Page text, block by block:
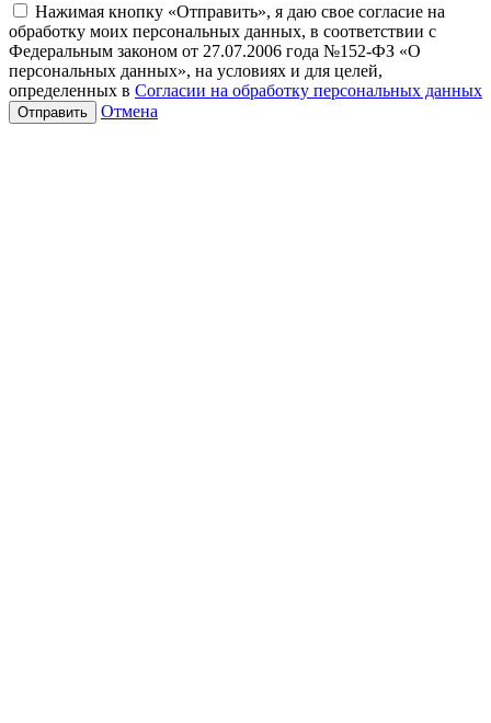
Нажимая кнопку «Отправить», я даю свое согласие на
обработку моих персональных данных, в соответствии с
Федеральным законом от 27.07.2006 года №152-ФЗ «О
персональных данных», на условиях и для целей,
определенных в Согласии на обработку персональных данных
Отмена